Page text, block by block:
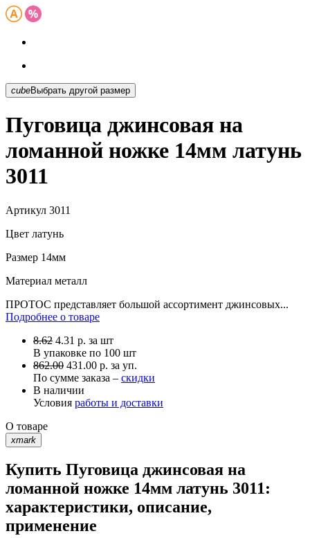
cubeВыбрать другой размер
Пуговица джинсовая на
ломанной ножке 14мм латунь
3011
Артикул 3011
Цвет латунь
Размер 14мм
Материал металл
ПРОТОС представляет большой ассортимент джинсовых...
Подробнее о товаре
8.62 4.31 р. за шт
В упаковке по 100 шт
862.00 431.00 р. за уп.
По сумме заказа – скидки
В наличии
Условия работы и доставки
О товаре
xmark
Купить Пуговица джинсовая на
ломанной ножке 14мм латунь 3011:
характеристики, описание,
применение